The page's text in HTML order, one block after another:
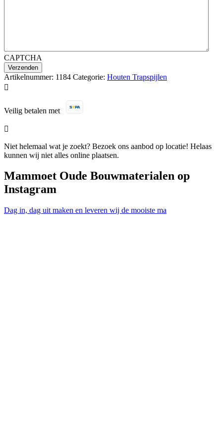
CAPTCHA
Artikelnummer: 1184 Categorie: Houten Trapspijlen

Veilig betalen met

Niet helemaal wat je zoekt? Bezoek ons aanbod op locatie! Helaas
kunnen wij niet alles online plaatsen.
Mammoet Oude Bouwmaterialen op
Instagram
Dag in, dag uit maken en leveren wij de mooiste ma